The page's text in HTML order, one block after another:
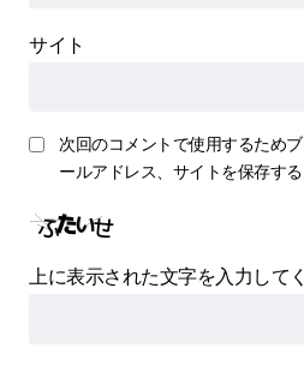
サイト
次回のコメントで使用するため
ールアドレス、サイトを保存する
上に表示された文字を入力して